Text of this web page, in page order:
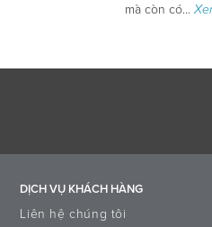
mà còn có...
DỊCH VỤ KHÁCH HÀNG
Liên hệ chúng tôi